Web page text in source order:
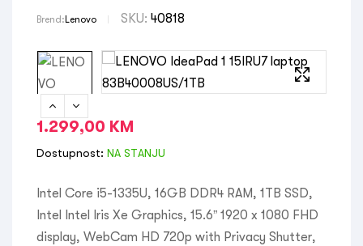
Brend: Lenovo SKU: 40818
1.299,00 KM
Dostupnost: NA STANJU
Intel Core i5-1335U, 16GB DDR4 RAM, 1TB SSD,
Intel Intel Iris Xe Graphics, 15.6” 1920 x 1080 FHD
display, WebCam HD 720p with Privacy Shutter,